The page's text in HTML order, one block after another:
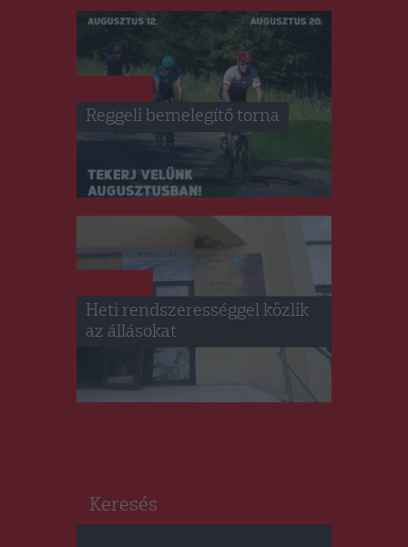
Reggeli bemelegítő torna
Heti rendszerességgel közlik
az állásokat
Keresés